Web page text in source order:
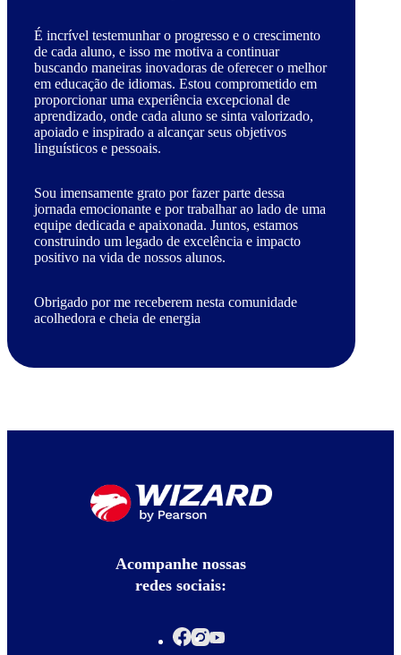
É incrível testemunhar o progresso e o crescimento
de cada aluno, e isso me motiva a continuar
buscando maneiras inovadoras de oferecer o melhor
em educação de idiomas. Estou comprometido em
proporcionar uma experiência excepcional de
aprendizado, onde cada aluno se sinta valorizado,
apoiado e inspirado a alcançar seus objetivos
linguísticos e pessoais.
Sou imensamente grato por fazer parte dessa
jornada emocionante e por trabalhar ao lado de uma
equipe dedicada e apaixonada. Juntos, estamos
construindo um legado de excelência e impacto
positivo na vida de nossos alunos.
Obrigado por me receberem nesta comunidade
acolhedora e cheia de energia
Acompanhe nossas
redes sociais: